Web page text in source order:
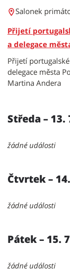
Salonek
Přijetí
a delegace
Přijetí
delegace města
Martina Andera
Středa – 13.
žádné události
Čtvrtek –
žádné události
Pátek – 15.
žádné události